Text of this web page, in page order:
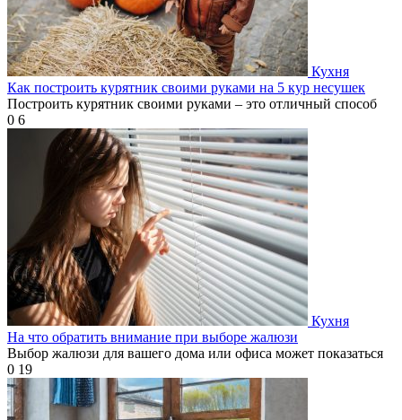
Кухня
Как построить курятник своими руками на 5 кур несушек
Построить курятник своими руками – это отличный способ
0 6
Кухня
На что обратить внимание при выборе жалюзи
Выбор жалюзи для вашего дома или офиса может показаться
0 19